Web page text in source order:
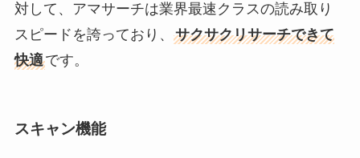
対して、アマサーチは業界最速クラスの読み取り
スピードを誇っており、 サクサクリサーチできて
快適です。
スキャン機能